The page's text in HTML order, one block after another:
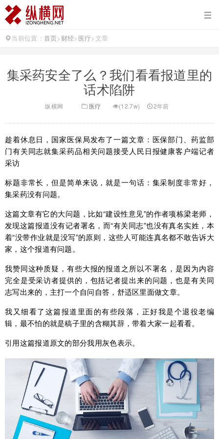
当前位置： 首页> 财经> 医疗>文章
集采药安全了么？我们看看报道里的
话术陷阱
纵横网 医疗 (12.7w) 2年前
趁着休息日，国家医保局发布了一篇文章：医保部门、药监部
门有关同志就集采药品相关问题接受人民日报健康客户端记者
采访
标题非常长，但是简单来说，就是一句话：集采制度非常好，
集采药没有问题。
这篇文章有它的大问题，比如“建设性意见”的作者项栋梁老师，
发现这篇报道没有记者署名，而“有关同志”也没有真名实姓，本
着“没带作业就是没写”的原则，这些人可能连真名都不敢告诉大
家，这个报道有问题。
我赞同这种质疑，有些大报的报道之所以不署名，是因为内容
完全是受采访者提供的，包括记者提出来的问题，也是有关同
志写出来的，主打一个自问自答，舒适区里面做文章。
我又细看了这篇报道里面的有些段落，正好我是个退役老编
辑，最不怕的就是稿子里的含糊其辞，带着大家一起看看。
引用这篇报道原文的部分我用灰色表示。